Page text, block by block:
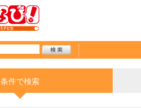
条件で検索